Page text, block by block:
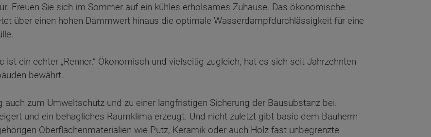
Freuen Sie sich im Sommer auf ein kühles erholsames Zuhause. Das ökonomische
über einen hohen Dämmwert hinaus die optimale Wasserdampfdurchlässigkeit für eine
ein echter „Renner.” Ökonomisch und vielseitig zugleich, hat es sich seit Jahrzehnten
bewährt.
zum Umweltschutz und zu einer langfristigen Sicherung der Bausubstanz bei.
und ein behagliches Raumklima erzeugt. Und nicht zuletzt gibt basic dem Bauherrn
Oberflächenmaterialien wie Putz, Keramik oder auch Holz fast unbegrenzte